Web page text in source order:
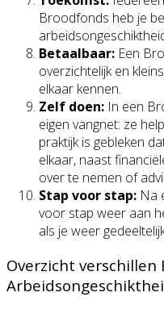
Broodfonds heb je
Betaalbaar: Een
overzichtelijk en
elkaar kennen.
Zelf doen: In een
eigen vangnet: ze
praktijk is gebleken
elkaar, naast
over te nemen of
Stap voor stap: Na
voor stap weer aan
als je weer
Overzicht verschillen